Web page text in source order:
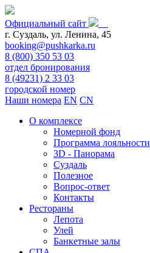
Официальный сайт
г. Суздаль, ул. Ленина, 45
booking@pushkarka.ru
8 (800) 350 53 03
отдел бронирования
8 (49231) 2 33 03
городской номер
Наши номера EN CN
О комплексе
Номерной фонд
Программа лояльности
3D - Панорама
Суздаль
Полезное
Вопрос-ответ
Контакты
Рестораны
Лепота
Улей
Банкетные залы